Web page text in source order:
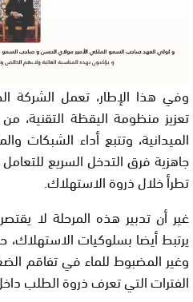
وفي هذا الإطار، تعمل الشركة
تعزيز منظومة اليقظة التقنية،
الميدانية، وتتبع أداء الشبكات
جاهزية فرق التدخل السريع
تطرأ خلال ذروة الاستهلاك.
غير أن تدبير هذه المرحلة لا
يرتبط أيضا بسلوكيات
وغير المضبوط للماء في تفاقم
الفترات التي تعرف ذروة الطلب